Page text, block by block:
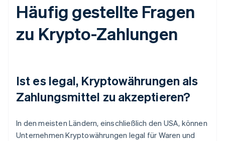
Häufig gestellte Fragen
zu Krypto-Zahlungen
Ist es legal, Kryptowährungen als
Zahlungsmittel zu akzeptieren?
In den meisten Ländern, einschließlich den USA, können
Unternehmen Kryptowährungen legal für Waren und